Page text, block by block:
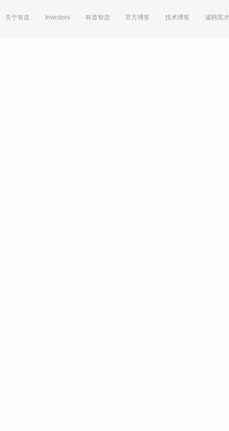
关于有道 Investors 有道智选 官方博客 技术博客 诚聘英才